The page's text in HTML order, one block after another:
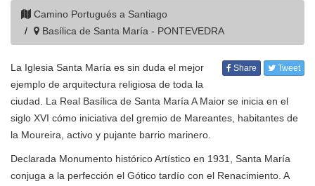
Camino Portugués a Santiago
Basílica de Santa María - PONTEVEDRA
Share Tweet
La Iglesia Santa María es sin duda el mejor
ejemplo de arquitectura religiosa de toda la
ciudad. La Real Basílica de Santa María A Maior se inicia en el
siglo XVI cómo iniciativa del gremio de Mareantes, habitantes de
la Moureira, activo y pujante barrio marinero.
Declarada Monumento histórico Artístico en 1931, Santa María
conjuga a la perfección el Gótico tardío con el Renacimiento. A